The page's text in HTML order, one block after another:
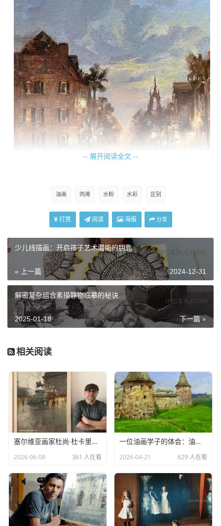
油画
丙烯颜料是一种水溶性合成树脂颜料，以水为溶剂，但
干燥后具有类似油画的耐久性和光泽度，形成多孔质的膜，
变为耐水性。色彩鲜艳、色泽鲜明、化学变化稳定，能重
叠、柔软的颜料各层相互粘接，形成透明或半透明，附着力
强耐侯性好，并具有耐久性。丙烯颜料干燥速度快，可以在
多种表面上使用，包括画布、纸张、木板等。丙烯画技法灵
活，既可以像油画一样厚涂，也可以像水彩一样薄涂，适合
画稳定，需要注意防潮和防晒。
-- 展开阅读全文 --
油画 丙烯 水粉 水彩 区别
打赏 阅读 海报 分享
少儿线描画：开启孩子艺术潜能的钥匙
« 上一篇 2024-12-31
解密复杂组合素描静物临摹的秘诀
下一篇 »
2025-01-18
相关阅读
塞尔维亚画家杜尚·杜卡里克水彩作品欣赏
2026-06-08 361 人在看
一位油画学子的体会：油画风景写生心得
2026-04-21 629 人在看